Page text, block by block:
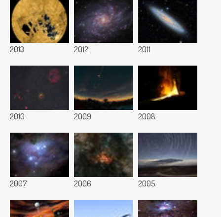
2013 2012 2011
2010 2009 2008
2007 2006 2005